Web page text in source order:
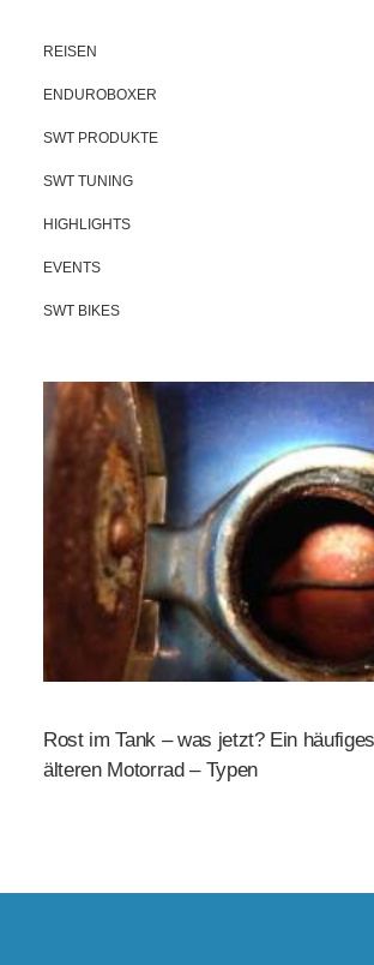
REISEN
ENDUROBOXER
SWT PRODUKTE
SWT TUNING
HIGHLIGHTS
EVENTS
SWT BIKES
Rost im Tank – was jetzt? Ein
älteren Motorrad – Typen